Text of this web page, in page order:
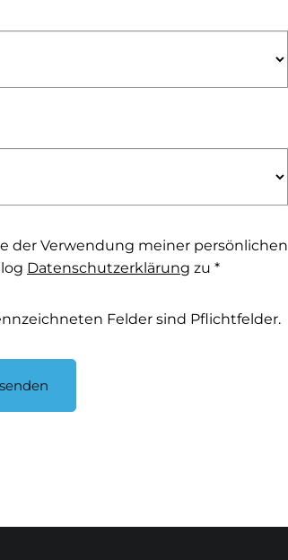
der Verwendung meiner persönlichen
Datenschutzerklärung zu *
Felder sind Pflichtfelder.